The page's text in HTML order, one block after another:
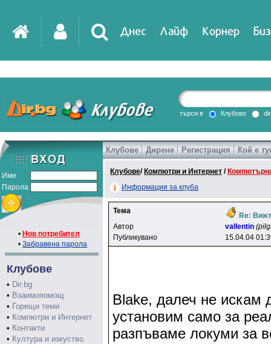
Днес Лайф Корнер
DirTV Impressio
Games
търси в Клубове
Име
Парола
• Нов потребител
• Забравена парола
Клубове
• Dir.bg
• Взаимопомощ
• Горещи теми
• Компютри и Интернет
• Контакти
• Култура и изкуство
Клубове Дирене Регистрация Кой е
Клубове/ Компютри и Интернет /
Информация за клуба
Тема
Re:
Автор
vallentin
Публикувано
15.04.04
Blake, далеч не искам
установим само за
разпъваме локуми за